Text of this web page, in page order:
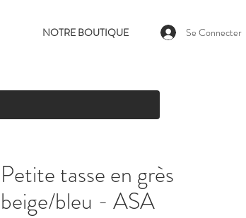
NOTRE BOUTIQUE Se Connecter
Petite tasse en grès
beige/bleu - ASA